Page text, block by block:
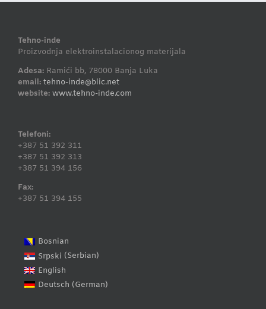
Tehno-inde
Proizvodnja elektroinstalacionog materijala
Adesa: Ramići bb, 78000 Banja Luka
email: tehno-inde@blic.net
website: www.tehno-inde.com
Telefoni:
+387 51 392 311
+387 51 392 313
+387 51 394 156
Fax:
+387 51 394 155
Bosnian
Srpski (Serbian)
English
Deutsch (German)